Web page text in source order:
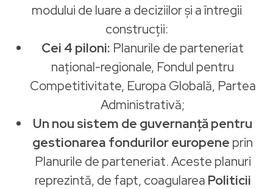
modului de luare a deciziilor și a întregii
construcții:
Cei 4 piloni: Planurile de parteneriat
național-regionale, Fondul pentru
Competitivitate, Europa Globală, Partea
Administrativă;
Un nou sistem de guvernanță pentru
gestionarea fondurilor europene prin
Planurile de parteneriat. Aceste planuri
reprezintă, de fapt, coagularea Politicii